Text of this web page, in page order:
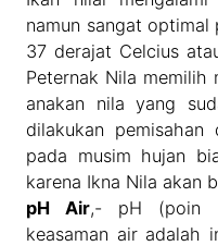
namun sangat optimal
37 derajat Celcius
Peternak Nila memilih
anakan nila yang
dilakukan pemisahan
pada musim hujan
karena Ikna Nila akan
pH Air,- pH (poin
keasaman air adalah